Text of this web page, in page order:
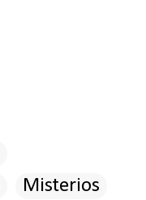
Misterios